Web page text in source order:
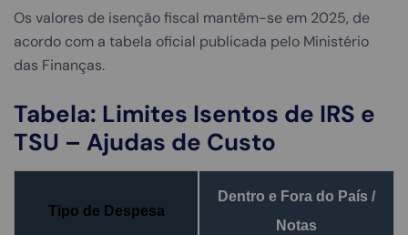
Os valores de isenção fiscal mantêm-se em 2025, de
acordo com a tabela oficial publicada pelo Ministério
das Finanças.
Tabela: Limites Isentos de IRS e
TSU – Ajudas de Custo
Tipo de Despesa
Dentro e Fora do País /
Notas